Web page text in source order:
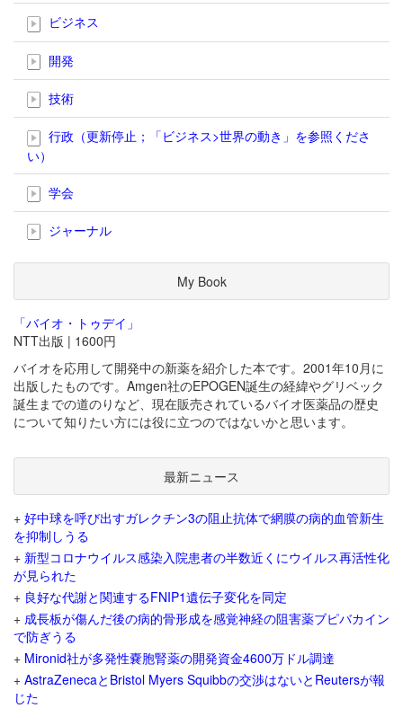
ビジネス
開発
技術
行政（更新停止；「ビジネス>世界の動き」を参照くださ
い）
学会
ジャーナル
My Book
「バイオ・トゥデイ」
NTT出版 | 1600円
バイオを応用して開発中の新薬を紹介した本です。2001年10月に
出版したものです。Amgen社のEPOGEN誕生の経緯やグリベック
誕生までの道のりなど、現在販売されているバイオ医薬品の歴史
について知りたい方には役に立つのではないかと思います。
最新ニュース
+ 好中球を呼び出すガレクチン3の阻止抗体で網膜の病的血管新生
を抑制しうる
+ 新型コロナウイルス感染入院患者の半数近くにウイルス再活性化
が見られた
+ 良好な代謝と関連するFNIP1遺伝子変化を同定
+ 成長板が傷んだ後の病的骨形成を感覚神経の阻害薬ブピバカイン
で防ぎうる
+ Mironid社が多発性嚢胞腎薬の開発資金4600万ドル調達
+ AstraZenecaとBristol Myers Squibbの交渉はないとReutersが報
じた